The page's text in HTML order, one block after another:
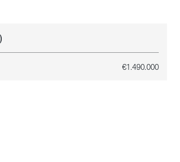
€1.490.000